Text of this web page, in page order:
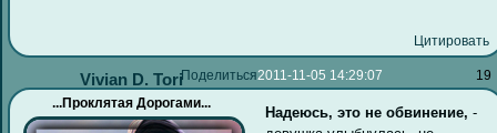
Цитировать
Поделиться 19
2011-11-05 14:29:07
Vivian D. Tori
...Проклятая Дорогами...
Надеюсь, это не обвинение, -